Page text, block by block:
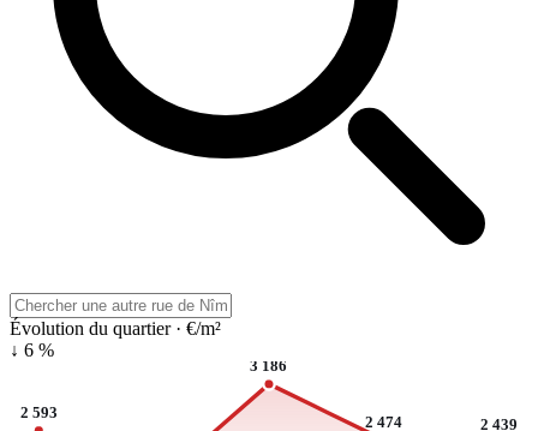
Évolution du quartier · €/m²
↓ 6 %
2 593
3 186
2 474 2 439